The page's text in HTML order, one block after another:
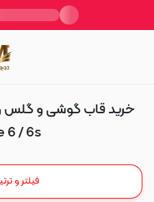
خرید قاب گوشی و گلس و
6 / 6s
فیلتر و